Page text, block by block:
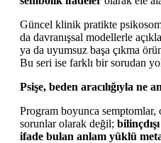
Güncel klinik pratikte
da davranışsal modellerle
ya da uyumsuz başa çıkma
Bu seri ise farklı bir sorudan
Psişe, beden aracılığıyla ne
Program boyunca semptomlar,
sorunlar olarak değil;
ifade bulan anlam yüklü